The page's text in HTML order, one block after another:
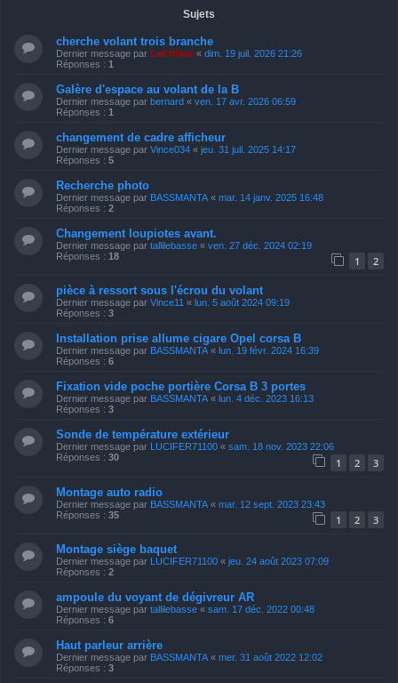
Sujets
cherche volant trois branche
Dernier message par LeKiffeur « dim. 19 juil. 2026 21:26
Réponses : 1
Galère d'espace au volant de la B
Dernier message par bernard « ven. 17 avr. 2026 06:59
Réponses : 1
changement de cadre afficheur
Dernier message par Vince034 « jeu. 31 juil. 2025 14:17
Réponses : 5
Recherche photo
Dernier message par BASSMANTA « mar. 14 janv. 2025 16:48
Réponses : 2
Changement loupiotes avant.
Dernier message par tallilebasse « ven. 27 déc. 2024 02:19
Réponses : 18 1 2
pièce à ressort sous l'écrou du volant
Dernier message par Vince11 « lun. 5 août 2024 09:19
Réponses : 3
Installation prise allume cigare Opel corsa B
Dernier message par BASSMANTA « lun. 19 févr. 2024 16:39
Réponses : 6
Fixation vide poche portière Corsa B 3 portes
Dernier message par BASSMANTA « lun. 4 déc. 2023 16:13
Réponses : 3
Sonde de température extérieur
Dernier message par LUCIFER71100 « sam. 18 nov. 2023 22:06
Réponses : 30 1 2 3
Montage auto radio
Dernier message par BASSMANTA « mar. 12 sept. 2023 23:43
Réponses : 35 1 2 3
Montage siège baquet
Dernier message par LUCIFER71100 « jeu. 24 août 2023 07:09
Réponses : 2
ampoule du voyant de dégivreur AR
Dernier message par tallilebasse « sam. 17 déc. 2022 00:48
Réponses : 6
Haut parleur arrière
Dernier message par BASSMANTA « mer. 31 août 2022 12:02
Réponses : 3